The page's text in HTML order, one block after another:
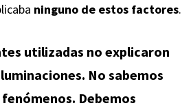
ninguno de estos factores.
utilizadas no explicaron
No sabemos
Debemos